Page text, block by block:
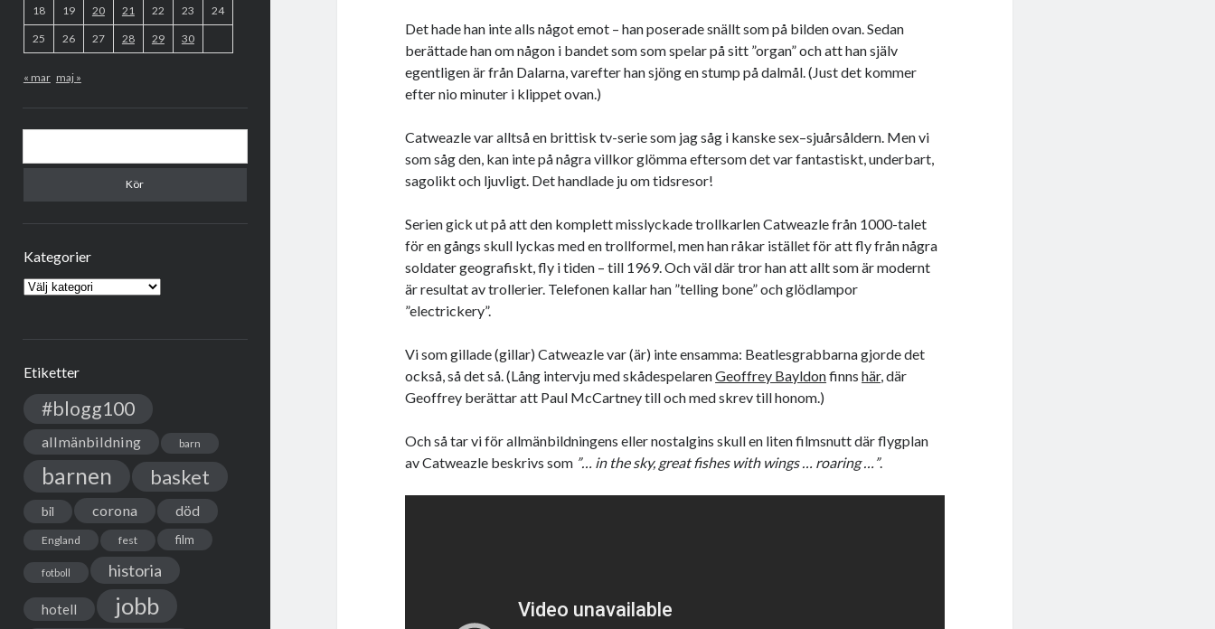
18 19 20 21 22 23 24
25 26 27 28 29 30
« mar maj »
Kategorier
Kategorier
Etiketter
#blogg100
allmänbildning barn
barnen basket
bil corona död
England fest film
fotboll historia
hotell jobb
Det hade han inte alls något emot – han poserade snällt som på bilden ovan. Sedan
berättade han om någon i bandet som som spelar på sitt ”organ” och att han själv
egentligen är från Dalarna, varefter han sjöng en stump på dalmål. (Just det kommer
efter nio minuter i klippet ovan.)
Catweazle var alltså en brittisk tv-serie som jag såg i kanske sex–sjuårsåldern. Men vi
som såg den, kan inte på några villkor glömma eftersom det var fantastiskt, underbart,
sagolikt och ljuvligt. Det handlade ju om tidsresor!
Serien gick ut på att den komplett misslyckade trollkarlen Catweazle från 1000-talet
för en gångs skull lyckas med en trollformel, men han råkar istället för att fly från några
soldater geografiskt, fly i tiden – till 1969. Och väl där tror han att allt som är modernt
är resultat av trollerier. Telefonen kallar han ”telling bone” och glödlampor
”electrickery”.
Vi som gillade (gillar) Catweazle var (är) inte ensamma: Beatlesgrabbarna gjorde det
också, så det så. (Lång intervju med skådespelarenGeoffrey Bayldonfinnshär, där
Geoffrey berättar att Paul McCartney till och med skrev till honom.)
Och så tar vi för allmänbildningens eller nostalgins skull en liten filmsnutt där flygplan
av Catweazle beskrivs som ”… in the sky, great fishes with wings … roaring …”.